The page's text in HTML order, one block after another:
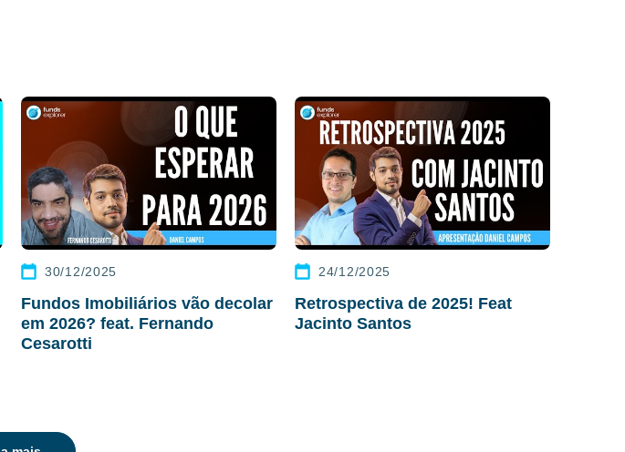
30/12/2025
Fundos Imobiliários vão decolar
em 2026? feat. Fernando
Cesarotti
24/12/2025
Retrospectiva de 2025! Feat
Jacinto Santos